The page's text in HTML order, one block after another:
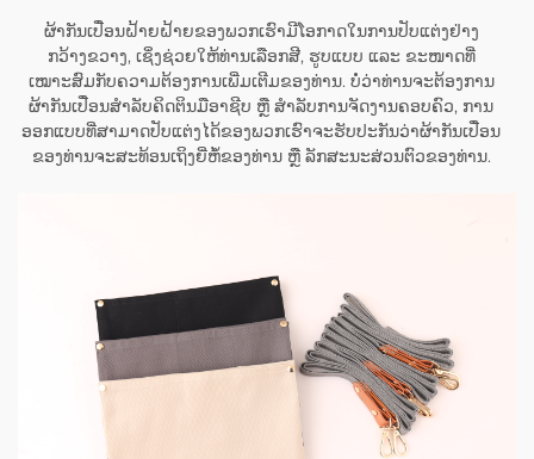
ຜ້າກັນເປື່ອນຝ້າຍຝ້າຍຂອງພວກເຮົາມີໂອກາດໃນການປັບແຕ່ງຢ່າງ
ກວ້າງຂວາງ, ເຊິ່ງຊ່ວຍໃຫ້ທ່ານເລືອກສີ, ຮູບແບບ ແລະ ຂະໜາດທີ່
ເໝາະສົມກັບຄວາມຕ້ອງການເພີ່ມເຕີມຂອງທ່ານ. ບໍ່ວ່າທ່ານຈະຕ້ອງການ
ຜ້າກັນເປື່ອນສຳລັບຄິດຕິນມືອາຊີບ ຫຼື ສຳລັບການຈັດງານຄອບຄົວ, ການ
ອອກແບບທີ່ສາມາດປັບແຕ່ງໄດ້ຂອງພວກເຮົາຈະຮັບປະກັນວ່າຜ້າກັນເປື່ອນ
ຂອງທ່ານຈະສະທ້ອນເຖິງຍີ່ຫໍ້ຂອງທ່ານ ຫຼື ລັກສະນະສ່ວນຕົວຂອງທ່ານ.